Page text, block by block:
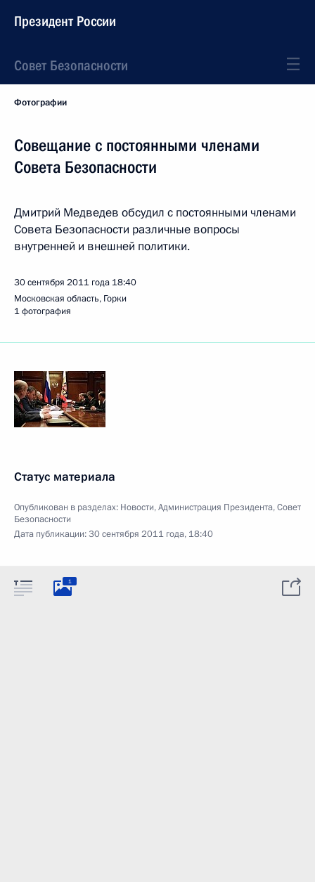
Президент России
Совет Безопасности
Фотографии
Совещание с постоянными членами
Совета Безопасности
Дмитрий Медведев обсудил с постоянными членами
Совета Безопасности различные вопросы
внутренней и внешней политики.
30 сентября 2011 года 18:40
Московская область, Горки
1 фотография
Статус материала
Опубликован в разделах: Новости,Администрация Президента,Совет
Безопасности
Дата публикации:30 сентября 2011 года, 18:40
1